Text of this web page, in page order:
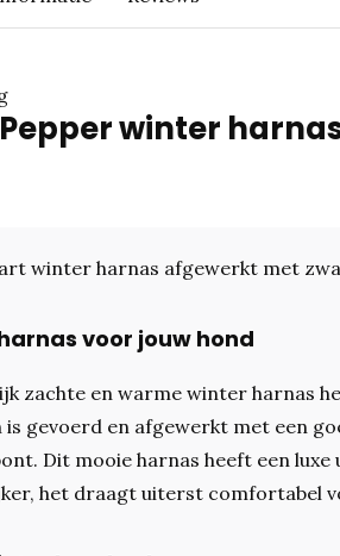
winter
winter harnas afgewerkt met
voor jouw hond
zachte en warme winter harnas
is gevoerd en afgewerkt met een
Dit mooie harnas heeft een
het draagt uiterst comfortabel